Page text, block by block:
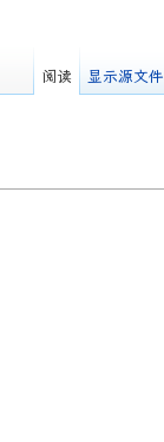
阅读 显示源文件